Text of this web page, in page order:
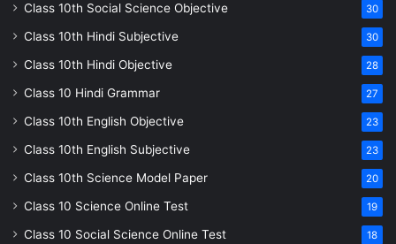
Class 10th Social Science Objective 30
Class 10th Hindi Subjective 30
Class 10th Hindi Objective 28
Class 10 Hindi Grammar 27
Class 10th English Objective 23
Class 10th English Subjective 23
Class 10th Science Model Paper 20
Class 10 Science Online Test 19
Class 10 Social Science Online Test 18